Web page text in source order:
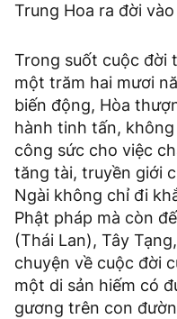
Trung Hoa ra đời
Trong suốt cuộc đời
một trăm hai mươi
biến động, Hòa
hành tinh tấn,
công sức cho việc
tăng tài, truyền giới
Ngài không chỉ đi
Phật pháp mà còn
(Thái Lan), Tây
chuyện về cuộc đời
một di sản hiếm có
gương trên con